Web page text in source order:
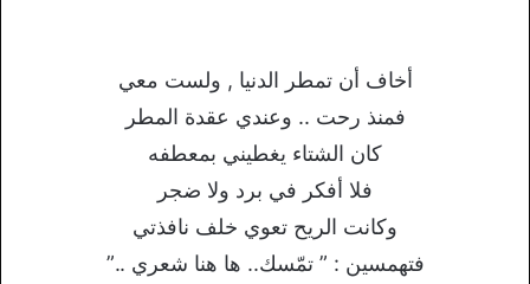
أخاف أن تمطر الدنيا , ولست معي
فمنذ رحت .. وعندي عقدة المطر
كان الشتاء يغطيني بمعطفه
فلا أفكر في برد ولا ضجر
وكانت الريح تعوي خلف نافذتي
فتهمسين : ” تمّسك.. ها هنا شعري ..”